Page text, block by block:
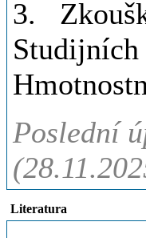
3.
Poslední
Literatura